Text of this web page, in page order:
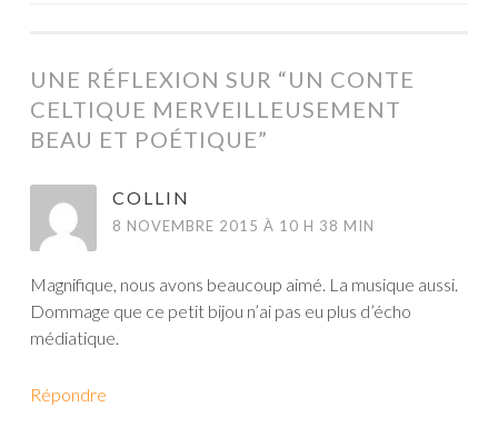
UNE RÉFLEXION SUR “UN CONTE
CELTIQUE MERVEILLEUSEMENT
BEAU ET POÉTIQUE”
COLLIN
8 NOVEMBRE 2015 À 10 H 38 MIN
Magnifique, nous avons beaucoup aimé. La musique aussi.
Dommage que ce petit bijou n’ai pas eu plus d’écho
médiatique.
Répondre